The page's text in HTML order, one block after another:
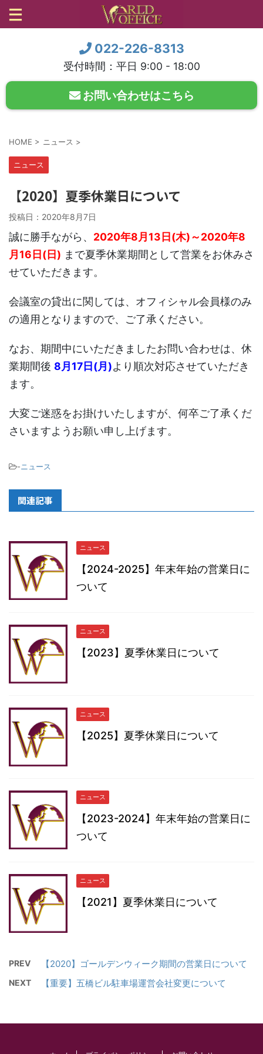
お問い合わせはこちら
022-226-8313
受付時間：平日 9:00 - 18:00
HOME > ニュース >
ニュース
【2020】夏季休業日について
投稿日： 2020年8月7日
誠に勝手ながら、 2020年8月13日(木)～2020年8
月16日(日) まで夏季休業期間として営業をお休みさ
せていただきます。
会議室の貸出に関しては、オフィシャル会員様のみ
の適用となりますので、ご了承ください。
なお、期間中にいただきましたお問い合わせは、休
業期間後 8月17日(月)より順次対応させていただき
ます。
大変ご迷惑をお掛けいたしますが、何卒ご了承くだ
さいますようお願い申し上げます。
-ニュース
関連記事
ニュース
【2024-2025】年末年始の営業日に
ついて
ニュース
【2023】夏季休業日について
ニュース
【2025】夏季休業日について
ニュース
【2023-2024】年末年始の営業日に
ついて
ニュース
【2021】夏季休業日について
PREV 【2020】ゴールデンウィーク期間の営業日について
NEXT 【重要】五橋ビル駐車場運営会社変更について